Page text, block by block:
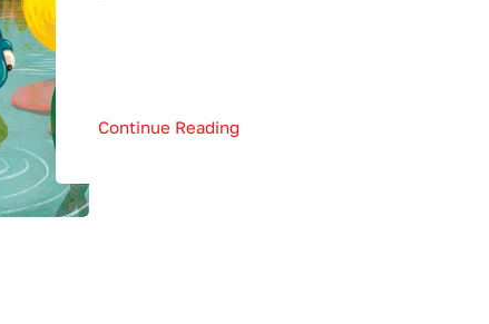
Continue Reading